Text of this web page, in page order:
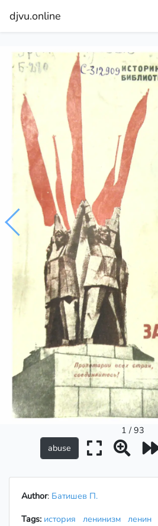
djvu.online
1 / 93
Author: Батишев П.
Tags: история ленинизм ленин